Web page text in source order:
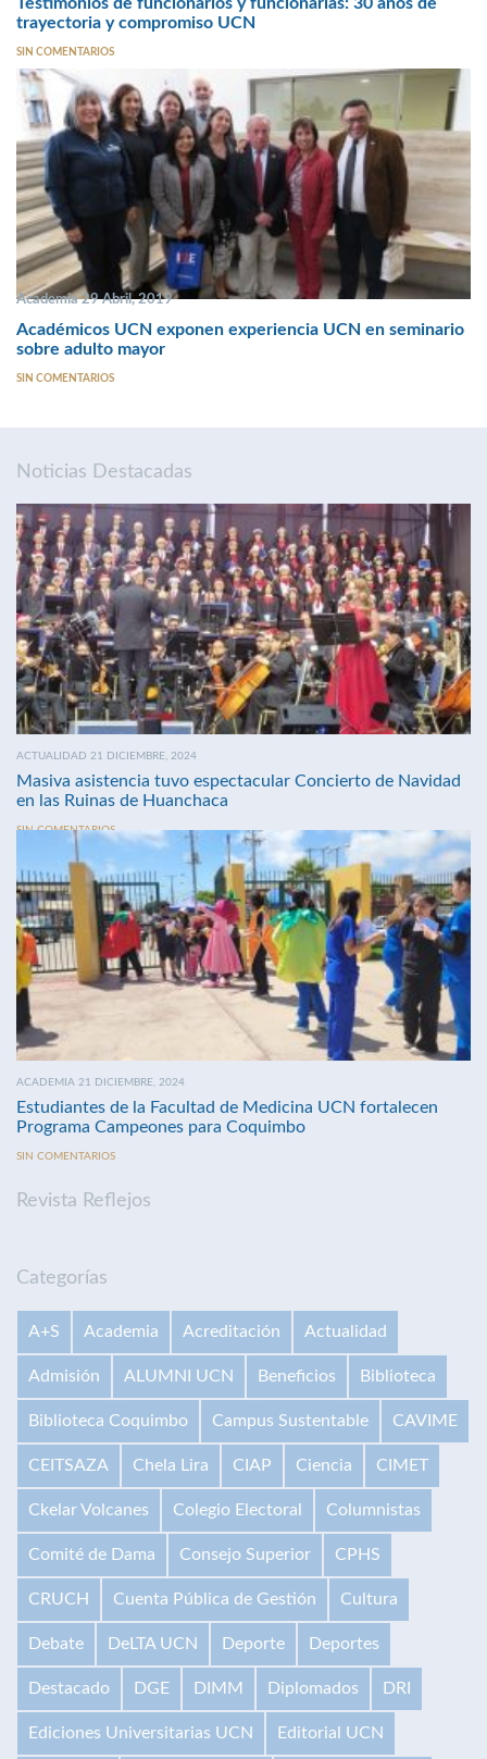
trayectoria y compromiso UCN
SIN COMENTARIOS
Academia 29 Abril, 2019
Académicos UCN exponen experiencia UCN en seminario
sobre adulto mayor
SIN COMENTARIOS
Noticias Destacadas
ACTUALIDAD 21 DICIEMBRE, 2024
Masiva asistencia tuvo espectacular Concierto de Navidad
en las Ruinas de Huanchaca
SIN COMENTARIOS
ACADEMIA 21 DICIEMBRE, 2024
Estudiantes de la Facultad de Medicina UCN fortalecen
Programa Campeones para Coquimbo
SIN COMENTARIOS
Revista Reflejos
Categorías
A+S Academia Acreditación Actualidad
Admisión ALUMNI UCN Beneficios Biblioteca
Biblioteca Coquimbo Campus Sustentable CAVIME
CEITSAZA Chela Lira CIAP Ciencia CIMET
Ckelar Volcanes Colegio Electoral Columnistas
Comité de Dama Consejo Superior CPHS
CRUCH Cuenta Pública de Gestión Cultura
Debate DeLTA UCN Deporte Deportes
Destacado DGE DIMM Diplomados DRI
Ediciones Universitarias UCN Editorial UCN